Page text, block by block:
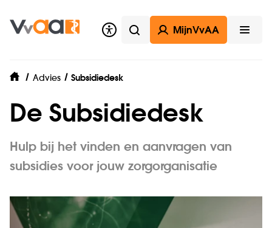
Zoeken
MijnVvAA
home
Advies Subsidiedesk
De Subsidiedesk
Hulp bij het vinden en aanvragen van
subsidies voor jouw zorgorganisatie